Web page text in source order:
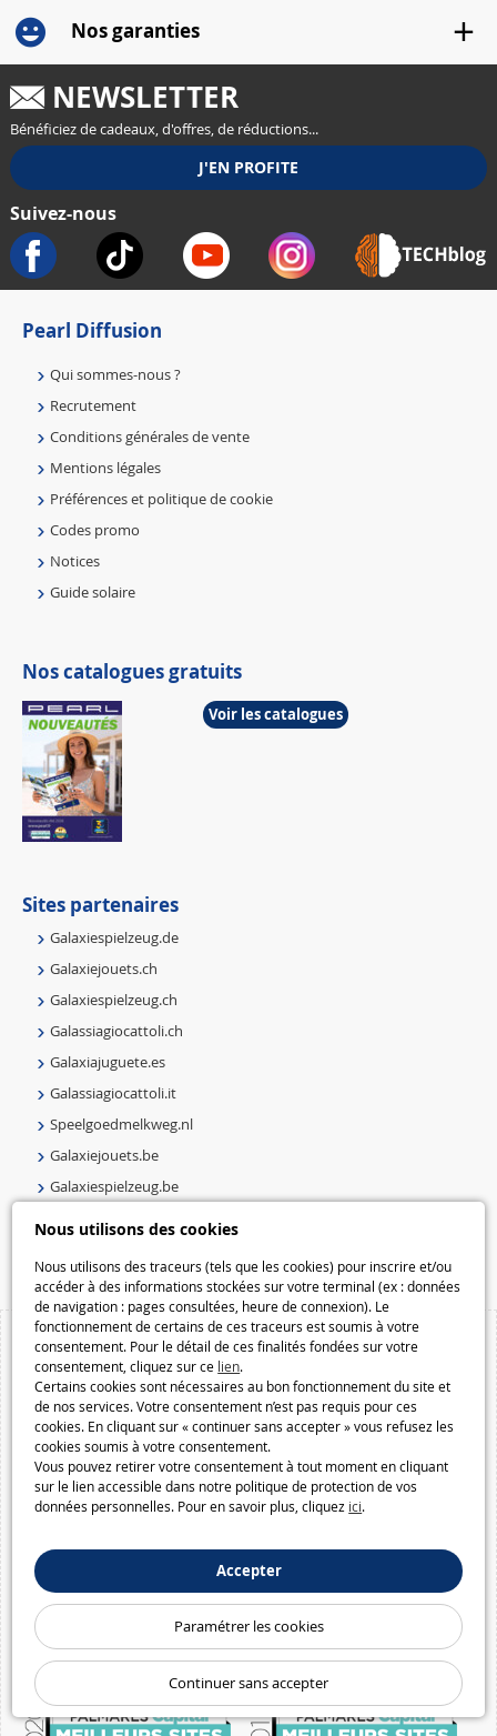
Nous utilisons des cookies
Nous utilisons des traceurs (tels que les cookies) pour inscrire et/ou
accéder à des informations stockées sur votre terminal (ex : données
de navigation : pages consultées, heure de connexion). Le
fonctionnement de certains de ces traceurs est soumis à votre
consentement. Pour le détail de ces finalités fondées sur votre
consentement, cliquez sur ce lien.
Certains cookies sont nécessaires au bon fonctionnement du site et
de nos services. Votre consentement n’est pas requis pour ces
cookies. En cliquant sur « continuer sans accepter » vous refusez les
cookies soumis à votre consentement.
Vous pouvez retirer votre consentement à tout moment en cliquant
sur le lien accessible dans notre politique de protection de vos
données personnelles. Pour en savoir plus, cliquez ici.
Accepter
Paramétrer les cookies
Continuer sans accepter
Nos garanties
NEWSLETTER
Bénéficiez de cadeaux, d'offres, de réductions...
Suivez-nous
Pearl Diffusion
Qui sommes-nous ?
Recrutement
Conditions générales de vente
Mentions légales
Préférences et politique de cookie
Codes promo
Notices
Guide solaire
Nos catalogues gratuits
Voir les catalogues
Sites partenaires
Galaxiespielzeug.de
Galaxiejouets.ch
Galaxiespielzeug.ch
Galassiagiocattoli.ch
Galaxiajuguete.es
Galassiagiocattoli.it
Speelgoedmelkweg.nl
Galaxiejouets.be
Galaxiespielzeug.be